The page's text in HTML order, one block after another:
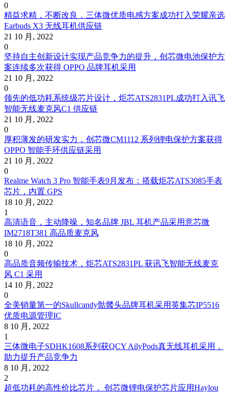
0
精益求精，不断改良，三体微优质电感方案成功打入荣耀亲选
Earbuds X3 无线耳机供应链
21 10 月, 2022
0
坚持自主创新设计实现产品竞争力的提升，创芯微电池保护方
案连续多次获得 OPPO 品牌耳机采用
21 10 月, 2022
0
领先的低功耗系统级芯片设计，炬芯ATS2831PL成功打入讯飞
智能无线麦克风C1 供应链
21 10 月, 2022
0
厚积薄发的研发实力，创芯微CM1112 系列锂电保护方案获得
OPPO 智能手环供应链采用
21 10 月, 2022
0
Realme Watch 3 Pro 智能手表9月发布：搭载炬芯ATS3085手表
芯片，内置 GPS
18 10 月, 2022
1
高清语音，主动降噪，知名品牌 JBL 耳机产品采用意芯微
IM2718T381 高品质麦克风
18 10 月, 2022
0
高品质音频传输技术，炬芯ATS2831PL 获讯飞智能无线麦克
风 C1 采用
14 10 月, 2022
0
全美销量第一的Skullcandy骷髅头品牌耳机采用英集芯IP5516
优质电源管理IC
8 10 月, 2022
1
三体微电子SDHK1608系列获QCY AilyPods真无线耳机采用，
助力提升产品竞争力
8 10 月, 2022
2
超低功耗的高性价比芯片， 创芯微锂电保护芯片应用Haylou